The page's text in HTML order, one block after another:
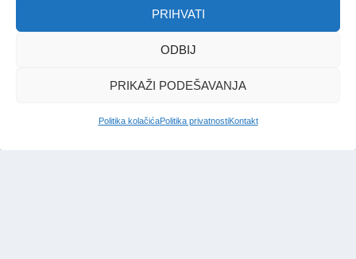
PRIHVATI
ODBIJ
PRIKAŽI PODEŠAVANJA
Politika kolačićaPolitika privatnostiKontakt
„Zvornik 1992–1995: Genocid
na kapiji Bosne“